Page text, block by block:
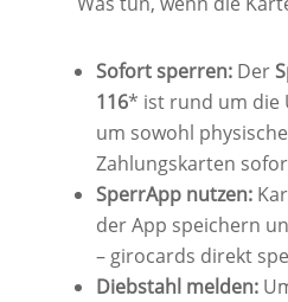
Sofort sperren:Der
116* ist rund um die
um sowohl
Zahlungskarten
SperrApp nutzen:
der App speichern
– girocards direkt
Diebstahl melden: